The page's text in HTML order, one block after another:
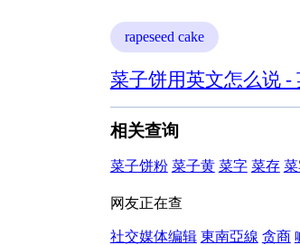
rapeseed cake
菜子饼用英文怎么说 -
相关查询
菜子饼粉 菜子黄 菜字 菜存
网友正在查
社交媒体编辑 東南亞線 贪商